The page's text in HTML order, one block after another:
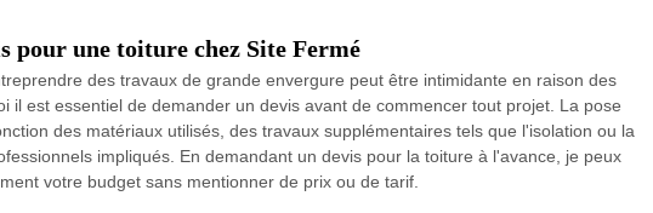
pour une toiture chez Site Fermé
des travaux de grande envergure peut être intimidante en raison des
il est essentiel de demander un devis avant de commencer tout projet. La pose
des matériaux utilisés, des travaux supplémentaires tels que l'isolation ou la
impliqués. En demandant un devis pour la toiture à l'avance, je peux
votre budget sans mentionner de prix ou de tarif.